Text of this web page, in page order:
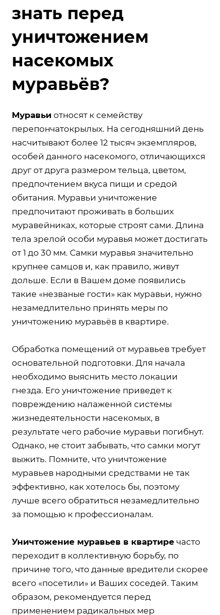
знать перед
уничтожением
насекомых
муравьёв?
Муравьи относят к семейству
перепончатокрылых. На сегодняшний день
насчитывают более 12 тысяч экземпляров,
особей данного насекомого, отличающихся
друг от друга размером тельца, цветом,
предпочтением вкуса пищи и средой
обитания. Муравьи уничтожение
предпочитают проживать в больших
муравейниках, которые строят сами. Длина
тела зрелой особи муравья может достигать
от 1 до 30 мм. Самки муравья значительно
крупнее самцов и, как правило, живут
дольше. Если в Вашем доме появились
такие «незваные гости» как муравьи, нужно
незамедлительно принять меры по
уничтожению муравьёв в квартире.
Обработка помещений от муравьев требует
основательной подготовки. Для начала
необходимо выяснить место локации
гнезда. Его уничтожение приведет к
повреждению налаженной системы
жизнедеятельности насекомых, в
результате чего рабочие муравьи погибнут.
Однако, не стоит забывать, что самки могут
выжить. Помните, что уничтожение
муравьев народными средствами не так
эффективно, как хотелось бы, поэтому
лучше всего обратиться незамедлительно
за помощью к профессионалам.
Уничтожение муравьев в квартире часто
переходит в коллективную борьбу, по
причине того, что данные вредители скорее
всего «посетили» и Ваших соседей. Таким
образом, рекомендуется перед
применением радикальных мер